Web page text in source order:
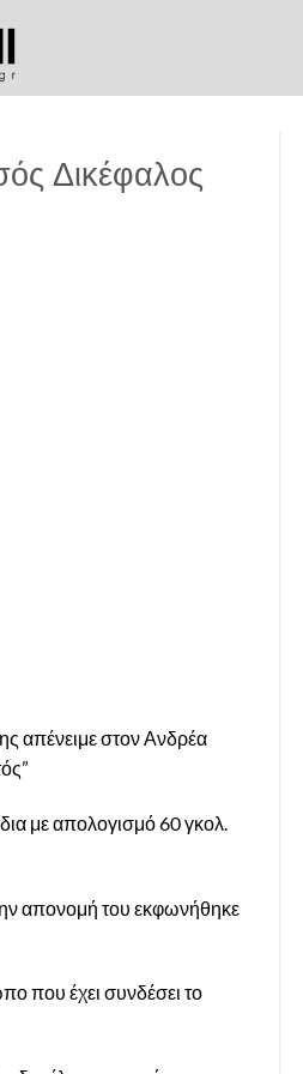
Δικέφαλος
απένειμε στον Ανδρέα
με απολογισμό 60 γκολ.
απονομή του εκφωνήθηκε
που έχει συνδέσει το